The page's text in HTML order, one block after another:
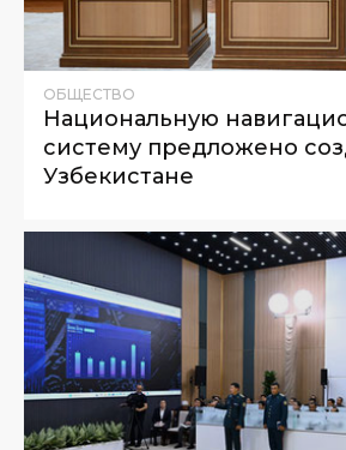
ОБЩЕСТВО
Национальную
систему предложено
Узбекистане